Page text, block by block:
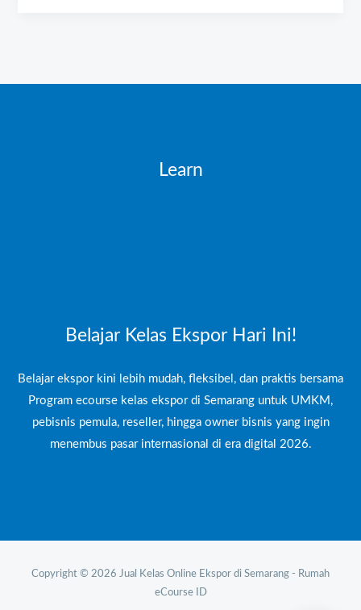
Learn
Belajar Kelas Ekspor Hari Ini!
Belajar ekspor kini lebih mudah, fleksibel, dan praktis bersama
Program ecourse kelas ekspor di Semarang untuk UMKM,
pebisnis pemula, reseller, hingga owner bisnis yang ingin
menembus pasar internasional di era digital 2026.
Copyright © 2026 Jual Kelas Online Ekspor di Semarang - Rumah
eCourse ID